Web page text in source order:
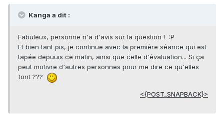
Kanga a dit :
Fabuleux, personne n'a d'avis sur la question ! :P
Et bien tant pis, je continue avec la première séance qui est
tapée depuuis ce matin, ainsi que celle d'évaluation... Si ça
peut motivre d'autres personnes pour me dire ce qu'elles
font ???
<{POST_SNAPBACK}>